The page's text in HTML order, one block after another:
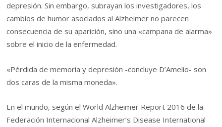
depresión. Sin embargo, subrayan los investigadores, los
cambios de humor asociados al Alzheimer no parecen
consecuencia de su aparición, sino una «campana de alarma»
sobre el inicio de la enfermedad.
«Pérdida de memoria y depresión -concluye D’Amelio- son
dos caras de la misma moneda».
En el mundo, según el World Alzheimer Report 2016 de la
Federación Internacional Alzheimer’s Disease International